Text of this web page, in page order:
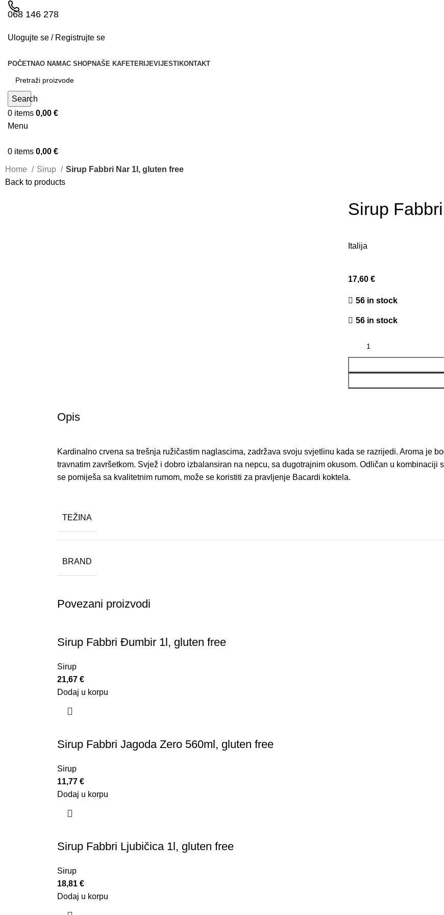
068 146 278
Ulogujte se / Registrujte se
POČETNAO NAMAC SHOPNAŠE KAFETERIJEVIJESTI KONTAKT
Search
0 items 0,00 €
Menu
0 items 0,00 €
Home Sirup
Sirup Fabbri Nar 1l, gluten free
Back to products
Sirup
Italija
17,60 €
56 in stock
56 in stock
Opis
Kardinalno crvena sa trešnja ružičastim naglascima, zadržava svoju svjetlinu kada se razrijedi. Aroma je
travnatim završetkom. Svjež i dobro izbalansiran na nepcu, sa dugotrajnim okusom. Odličan u kombinaciji
se pomiješa sa kvalitetnim rumom, može se koristiti za pravljenje Bacardi koktela.
TEŽINA
BRAND
Povezani proizvodi
Sirup Fabbri Đumbir 1l, gluten free
Sirup
21,67 €
Dodaj u korpu
Sirup Fabbri Jagoda Zero 560ml, gluten free
Sirup
11,77 €
Dodaj u korpu
Sirup Fabbri Ljubičica 1l, gluten free
Sirup
18,81 €
Dodaj u korpu